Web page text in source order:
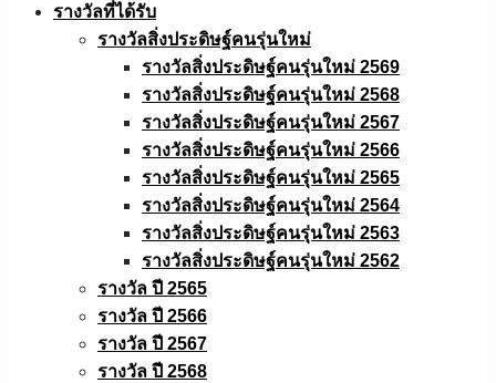
รางวัลที่ได้รับ
รางวัลสิ่งประดิษฐ์คนรุ่นใหม่
รางวัลสิ่งประดิษฐ์คนรุ่นใหม่ 2569
รางวัลสิ่งประดิษฐ์คนรุ่นใหม่ 2568
รางวัลสิ่งประดิษฐ์คนรุ่นใหม่ 2567
รางวัลสิ่งประดิษฐ์คนรุ่นใหม่ 2566
รางวัลสิ่งประดิษฐ์คนรุ่นใหม่ 2565
รางวัลสิ่งประดิษฐ์คนรุ่นใหม่ 2564
รางวัลสิ่งประดิษฐ์คนรุ่นใหม่ 2563
รางวัลสิ่งประดิษฐ์คนรุ่นใหม่ 2562
รางวัล ปี 2565
รางวัล ปี 2566
รางวัล ปี 2567
รางวัล ปี 2568